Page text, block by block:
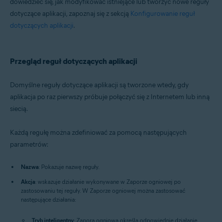
dowiedzieć się, jak modyfikować istniejące lub tworzyć nowe reguły
dotyczące aplikacji, zapoznaj się z sekcją Konfigurowanie reguł
dotyczących aplikacji.
Przegląd reguł dotyczących aplikacji
Domyślne reguły dotyczące aplikacji są tworzone wtedy, gdy
aplikacja po raz pierwszy próbuje połączyć się z Internetem lub inną
siecią.
Każdą regułę można zdefiniować za pomocą następujących
parametrów:
Nazwa: Pokazuje nazwę reguły.
Akcja: wskazuje działanie wykonywane w Zaporze ogniowej po
zastosowaniu tej reguły. W Zaporze ogniowej można zastosować
następujące działania:
Tryb inteligentny: Zapora ogniowa określa odpowiednie działanie